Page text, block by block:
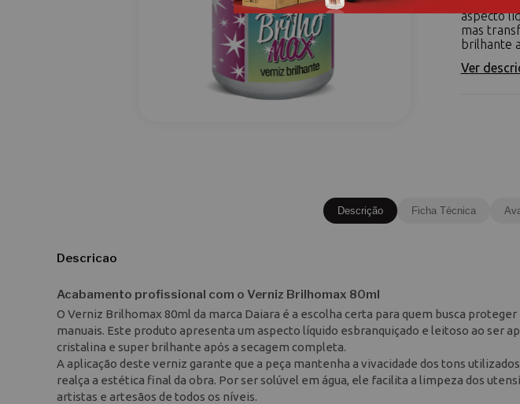
aspecto
mas
brilhante
Ver
Descrição Ficha Técnica
Descricao
Acabamento profissional com o Verniz Brilhomax 80ml
O Verniz Brilhomax 80ml da marca Daiara é a escolha certa para quem busca
manuais. Este produto apresenta um aspecto líquido esbranquiçado e leitoso ao ser
cristalina e super brilhante após a secagem completa.
A aplicação deste verniz garante que a peça mantenha a vivacidade dos tons
realça a estética final da obra. Por ser solúvel em água, ele facilita a limpeza dos
artistas e artesãos de todos os níveis.